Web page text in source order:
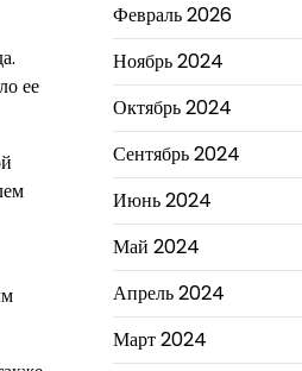
ее
Февраль 2026
Ноябрь 2024
Октябрь 2024
Сентябрь 2024
Июнь 2024
Май 2024
Апрель 2024
Март 2024